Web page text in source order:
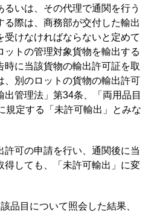
るいは、その代理で通関を行う
る際は、商務部が交付した輸出
受けなければならないと定めて
ットの管理対象貨物を輸出する
時に当該貨物の輸出許可証を取
、別のロットの貨物の輸出許可
管理法」第34条、「両用品目
規定する「未許可輸出」とみな
許可の申請を行い、通関後に当
得しても、「未許可輸出」に変
品目について照会した結果、